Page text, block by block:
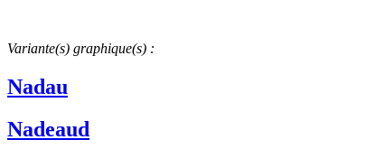
Variante(s) graphique(s) :
Nadau
Nadeaud